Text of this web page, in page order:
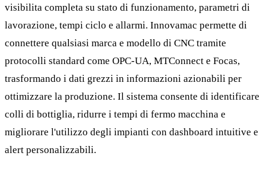
visibilita completa su stato di funzionamento, parametri di
lavorazione, tempi ciclo e allarmi. Innovamac permette di
connettere qualsiasi marca e modello di CNC tramite
protocolli standard come OPC-UA, MTConnect e Focas,
trasformando i dati grezzi in informazioni azionabili per
ottimizzare la produzione. Il sistema consente di identificare
colli di bottiglia, ridurre i tempi di fermo macchina e
migliorare l'utilizzo degli impianti con dashboard intuitive e
alert personalizzabili.